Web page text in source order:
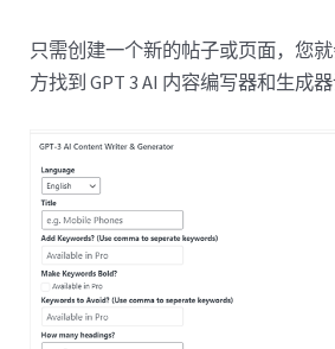
只需创建一个新的帖子或页面，您
方找到 GPT 3 AI 内容编写器和生成器